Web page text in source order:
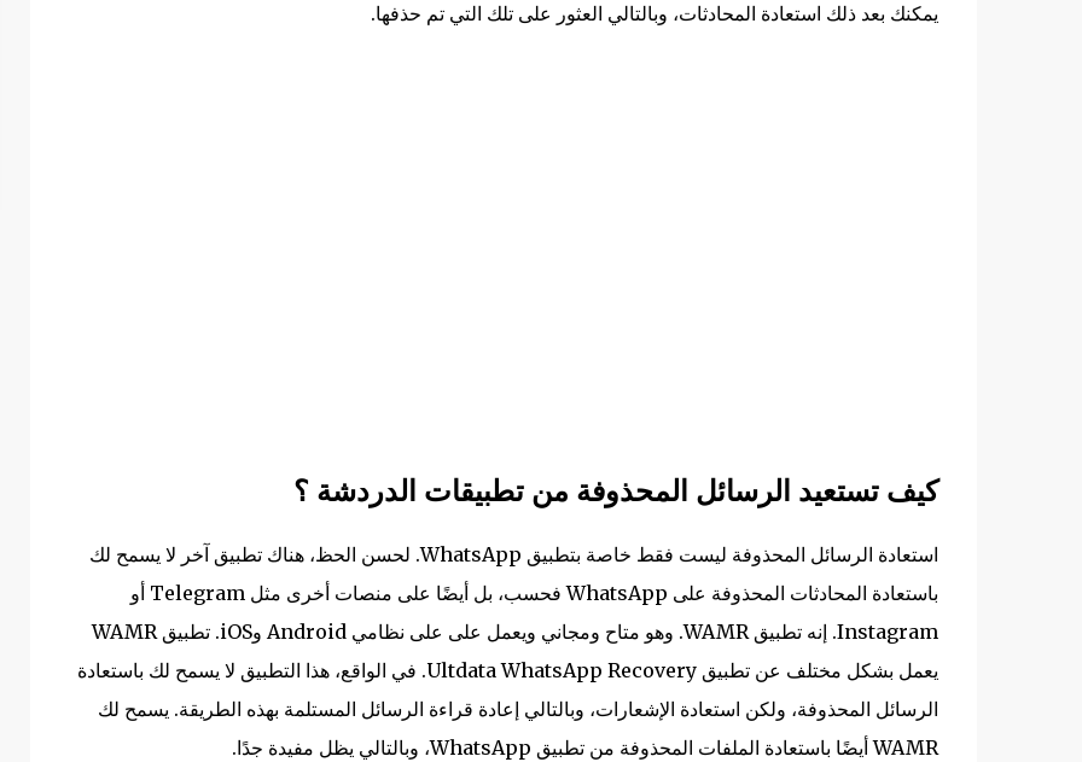
يمكنك بعد ذلك استعادة المحادثات، وبالتالي العثور على تلك التي تم حذفها.
كيف تستعيد الرسائل المحذوفة من تطبيقات الدردشة ؟
استعادة الرسائل المحذوفة ليست فقط خاصة بتطبيق WhatsApp. لحسن الحظ، هناك تطبيق آخر لا يسمح لك
باستعادة المحادثات المحذوفة على WhatsApp فحسب، بل أيضًا على منصات أخرى مثل Telegram أو
Instagram. إنه تطبيق WAMR. وهو متاح ومجاني ويعمل على على نظامي Android وiOS. تطبيق WAMR
يعمل بشكل مختلف عن تطبيق Ultdata WhatsApp Recovery. في الواقع، هذا التطبيق لا يسمح لك باستعادة
الرسائل المحذوفة، ولكن استعادة الإشعارات، وبالتالي إعادة قراءة الرسائل المستلمة بهذه الطريقة. يسمح لك
WAMR أيضًا باستعادة الملفات المحذوفة من تطبيق WhatsApp، وبالتالي يظل مفيدة جدًا.